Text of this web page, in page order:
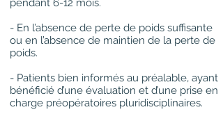
pendant 6-12 mois.
- En l’absence de perte de poids suffisante
ou en l’absence de maintien de la perte de
poids.
- Patients bien informés au préalable, ayant
bénéficié d’une évaluation et d’une prise en
charge préopératoires pluridisciplinaires.